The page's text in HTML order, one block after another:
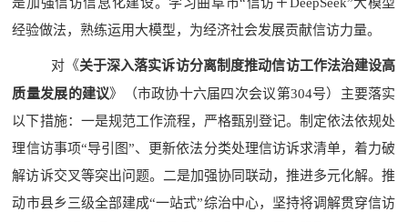
经验做法，熟练运用大模型，为经济社会发展贡献信访力量。
对 《关于深入落实诉访分离制度推动信访工作法治建设高
质量发展的建议》（市政协十六届四次会议第304号）主要落实
以下措施：一是规范工作流程，严格甄别登记。制定依法依规处
理信访事项“导引图”、更新依法分类处理信访诉求清单，着力破
解访诉交叉等突出问题。二是加强协同联动，推进多元化解。推
动市县乡三级全部建成“一站式”综治中心，坚持将调解贯穿信访